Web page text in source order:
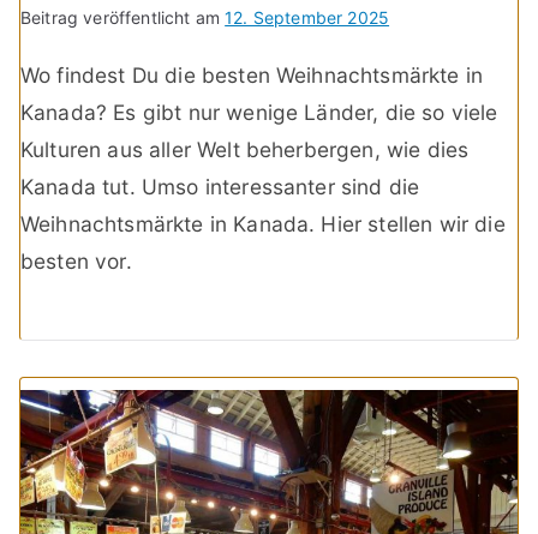
Beitrag veröffentlicht am12. September 2025
Wo findest Du die besten Weihnachtsmärkte in
Kanada? Es gibt nur wenige Länder, die so viele
Kulturen aus aller Welt beherbergen, wie dies
Kanada tut. Umso interessanter sind die
Weihnachtsmärkte in Kanada. Hier stellen wir die
besten vor.